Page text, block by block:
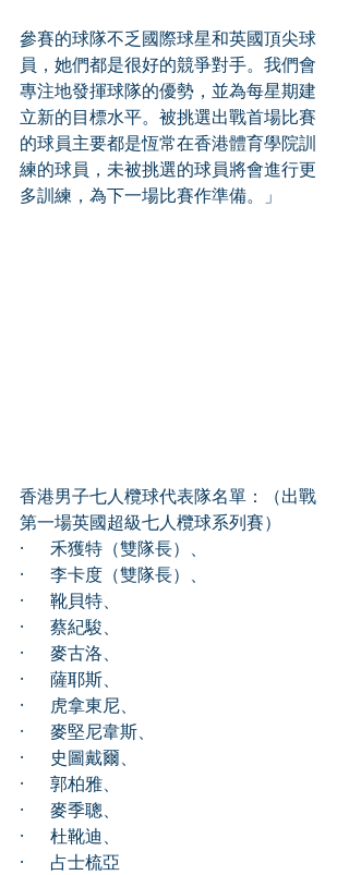
參賽的球隊不乏國際球星和英國頂尖球
員，她們都是很好的競爭對手。我們會
專注地發揮球隊的優勢，並為每星期建
立新的目標水平。被挑選出戰首場比賽
的球員主要都是恆常在香港體育學院訓
練的球員，未被挑選的球員將會進行更
多訓練，為下一場比賽作準備。」
香港男子七人欖球代表隊名單：（出戰
第一場英國超級七人欖球系列賽）
·      禾獲特（雙隊長）、
·      李卡度（雙隊長）、
·      靴貝特、
·      蔡紀駿、
·      麥古洛、
·      薩耶斯、
·      虎拿東尼、
·      麥堅尼韋斯、
·      史圖戴爾、
·      郭柏雅、
·      麥季聰、
·      杜靴迪、
·      占士梳亞